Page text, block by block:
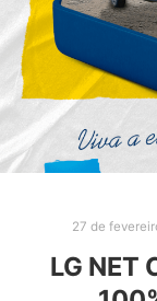
27 de
LG NET